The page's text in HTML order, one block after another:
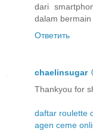
dari
dalam bermain
Ответить
chaelinsugar
Thankyou for
daftar roulette
agen ceme